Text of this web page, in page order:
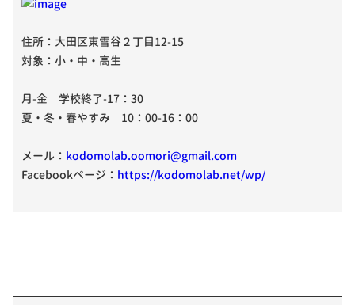
住所：大田区東雪谷２丁目12-15
対象：小・中・高生
月-金 学校終了-17：30
夏・冬・春やすみ 10：00-16：00
メール： kodomolab.oomori@gmail.com
Facebookページ： https://kodomolab.net/wp/